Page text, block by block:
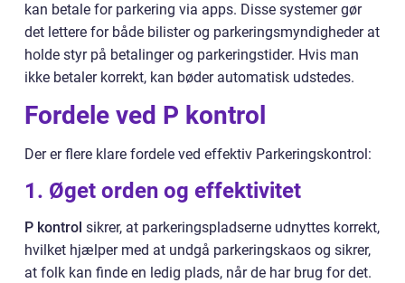
kan betale for parkering via apps. Disse systemer gør
det lettere for både bilister og parkeringsmyndigheder at
holde styr på betalinger og parkeringstider. Hvis man
ikke betaler korrekt, kan bøder automatisk udstedes.
Fordele ved P kontrol
Der er flere klare fordele ved effektiv Parkeringskontrol:
1. Øget orden og effektivitet
P kontrol sikrer, at parkeringspladserne udnyttes korrekt,
hvilket hjælper med at undgå parkeringskaos og sikrer,
at folk kan finde en ledig plads, når de har brug for det.